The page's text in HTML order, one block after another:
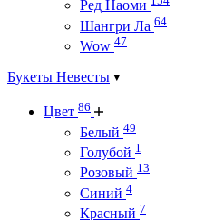
Ред Наоми
Шангри Ла 64
Wow 47
Букеты Невесты
Цвет 86
Белый 49
Голубой 1
Розовый 13
Синий 4
Красный 7